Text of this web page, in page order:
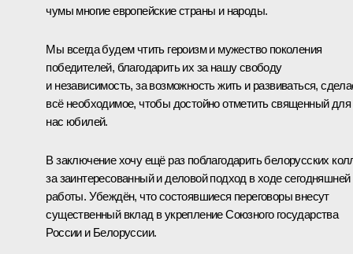
чумы многие европейские страны и народы.
Мы всегда будем чтить героизм и мужество поколения
победителей, благодарить их за нашу свободу
и независимость, за возможность жить и развиваться,
всё необходимое, чтобы достойно отметить священный для
нас юбилей.
В заключение хочу ещё раз поблагодарить белорусских
за заинтересованный и деловой подход в ходе сегодняшней
работы. Убеждён, что состоявшиеся переговоры внесут
существенный вклад в укрепление Союзного государства
России и Белоруссии.